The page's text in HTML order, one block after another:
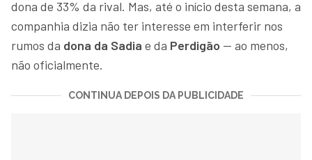
dona de 33% da rival. Mas, até o início desta semana, a
companhia dizia não ter interesse em interferir nos
rumos da dona da Sadia e da Perdigão — ao menos,
não oficialmente.
CONTINUA DEPOIS DA PUBLICIDADE